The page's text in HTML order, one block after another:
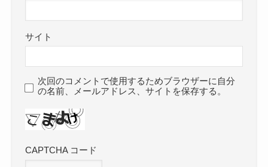
サイト
次回のコメントで使用するためブラウザーに自分
の名前、メールアドレス、サイトを保存する。
CAPTCHA コード